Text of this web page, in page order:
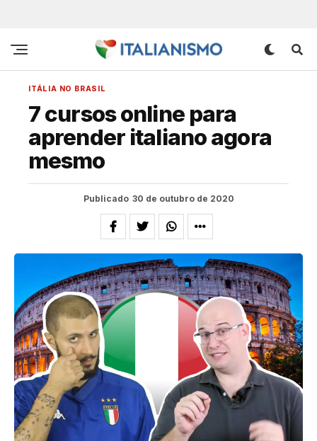
ITÁLIA NO BRASIL
7 cursos online para
aprender italiano agora
mesmo
Publicado 30 de outubro de 2020